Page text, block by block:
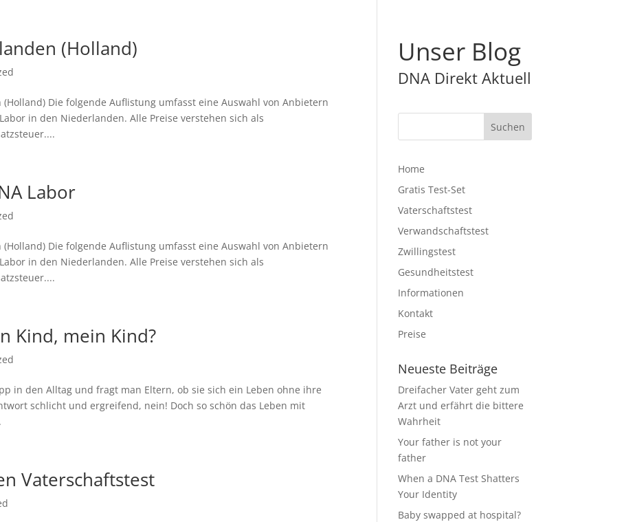
(Holland)
Die folgende Auflistung umfasst eine Auswahl von Anbietern
in den Niederlanden. Alle Preise verstehen sich als
Labor
Die folgende Auflistung umfasst eine Auswahl von Anbietern
in den Niederlanden. Alle Preise verstehen sich als
Kind, mein Kind?
in den Alltag und fragt man Eltern, ob sie sich ein Leben ohne ihre
schlicht und ergreifend, nein! Doch so schön das Leben mit
Vaterschaftstest
Unser Blog
DNA Direkt Aktuell
Home
Gratis Test-Set
Vaterschaftstest
Verwandschaftstest
Zwillingstest
Gesundheitstest
Informationen
Kontakt
Preise
Neueste Beiträge
Dreifacher Vater geht zum
Arzt und erfährt die bittere
Wahrheit
Your father is not your
father
When a DNA Test Shatters
Your Identity
Baby swapped at hospital?